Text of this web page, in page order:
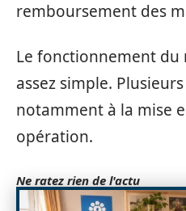
remboursement des
Le fonctionnement du
assez simple.
notamment à la mise
opération.
Ne ratez rien de l'actu